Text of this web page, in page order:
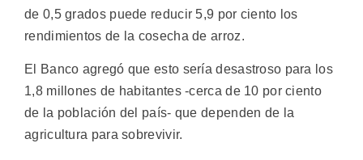
de 0,5 grados puede reducir 5,9 por ciento los
rendimientos de la cosecha de arroz.
El Banco agregó que esto sería desastroso para los
1,8 millones de habitantes -cerca de 10 por ciento
de la población del país- que dependen de la
agricultura para sobrevivir.